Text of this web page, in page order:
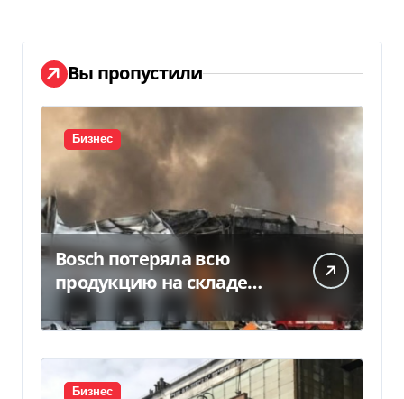
Вы пропустили
Бизнес
Bosch потеряла всю
продукцию на складе
Бизнес